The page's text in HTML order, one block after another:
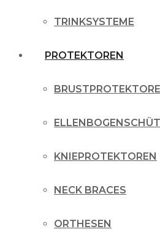
TRINKSYSTEME
PROTEKTOREN
KNIEPROTEKTOREN
NECK BRACES
ORTHESEN